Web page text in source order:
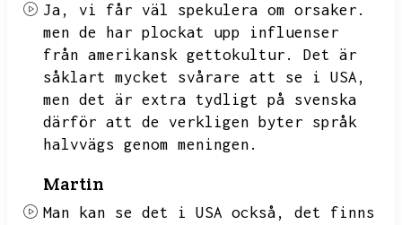
Ja,
vi får väl spekulera om orsaker.
men de har plockat upp influenser
från amerikansk gettokultur.
Det är
såklart mycket svårare att se i USA,
men det är extra tydligt på svenska
därför att de verkligen byter språk
halvvägs genom meningen.
Martin
Man kan se det i USA också,
det finns